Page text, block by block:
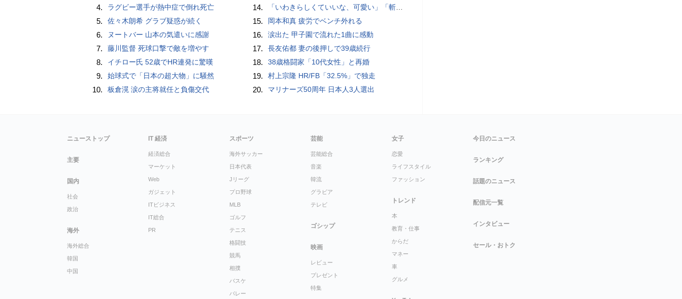
4. ラグビー選手が熱中症で倒れ死亡
5. 佐々木朗希 グラブ疑惑が続く
6. ヌートバー 山本の気遣いに感謝
7. 藤川監督 死球口撃で敵を増やす
8. イチロー氏 52歳でHR連発に驚嘆
9. 始球式で「日本の超大物」に騒然
10. 板倉滉 涙の主将就任と負傷交代
14. 「いわきらしくていいな、可愛い」「斬新」初出場初勝利の東日本国際大昌平、アルプス彩ったフラダンス部の応援に反響 部員は感無量「夢を見ているよう」
15. 岡本和真 疲労でベンチ外れる
16. 涙出た 甲子園で流れた1曲に感動
17. 長友佑都 妻の後押しで39歳続行
18. 38歳格闘家「10代女性」と再婚
19. 村上宗隆 HR/FB「32.5%」で独走
20. マリナーズ50周年 日本人3人選出
ニューストップ
主要
国内
社会
政治
海外
海外総合
韓国
中国
IT 経済
経済総合
マーケット
Web
ガジェット
ITビジネス
IT総合
PR
スポーツ
海外サッカー
日本代表
Jリーグ
プロ野球
MLB
ゴルフ
テニス
格闘技
競馬
相撲
バスケ
バレー
芸能
芸能総合
音楽
韓流
グラビア
テレビ
ゴシップ
映画
レビュー
プレゼント
特集
女子
恋愛
ライフスタイル
ファッション
トレンド
本
教育・仕事
からだ
マネー
車
グルメ
今日のニュース
ランキング
話題のニュース
配信元一覧
インタビュー
セール・おトク